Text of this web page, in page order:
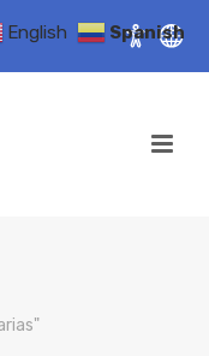
English Spanish